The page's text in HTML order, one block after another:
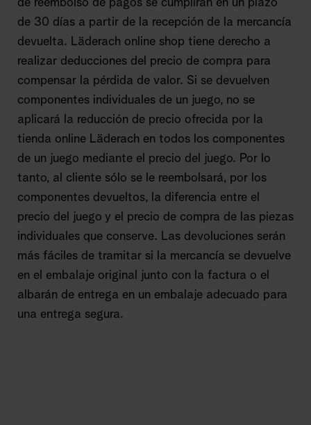
de reembolso de pagos se cumplirán en un plazo
de 30 días a partir de la recepción de la mercancía
devuelta. Läderach online shop tiene derecho a
realizar deducciones del precio de compra para
compensar la pérdida de valor. Si se devuelven
componentes individuales de un juego, no se
aplicará la reducción de precio ofrecida por la
tienda online Läderach en todos los componentes
de un juego mediante el precio del juego. Por lo
tanto, al cliente sólo se le reembolsará, por los
componentes devueltos, la diferencia entre el
precio del juego y el precio de compra de las piezas
individuales que conserve. Las devoluciones serán
más fáciles de tramitar si la mercancía se devuelve
en el embalaje original junto con la factura o el
albarán de entrega en un embalaje adecuado para
una entrega segura.